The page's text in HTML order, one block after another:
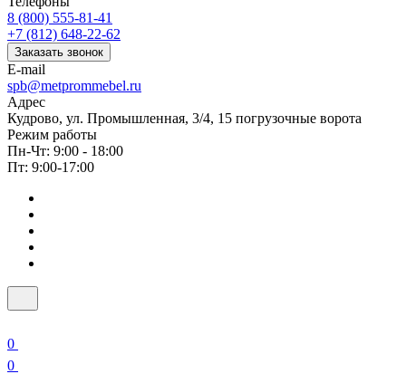
8 (800) 555-81-41
+7 (812) 648-22-62
Заказать звонок
E-mail
spb@metprommebel.ru
Адрес
Кудрово, ул. Промышленная, 3/4, 15 погрузочные ворота
Режим работы
Пн-Чт: 9:00 - 18:00
Пт: 9:00-17:00
0
0